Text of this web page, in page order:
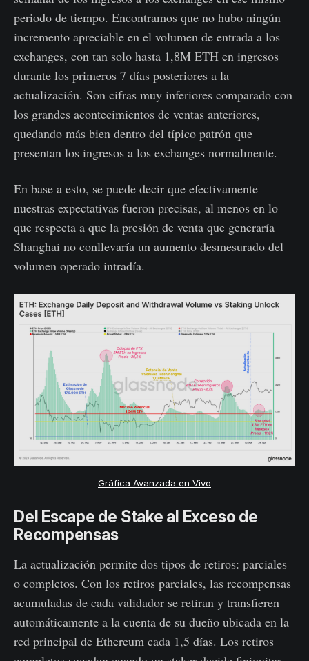
periodo de tiempo. Encontramos que no hubo ningún
incremento apreciable en el volumen de entrada a los
exchanges, con tan solo hasta 1,8M ETH en ingresos
durante los primeros 7 días posteriores a la
actualización. Son cifras muy inferiores comparado con
los grandes acontecimientos de ventas anteriores,
quedando más bien dentro del típico patrón que
presentan los ingresos a los exchanges normalmente.
En base a esto, se puede decir que efectivamente
nuestras expectativas fueron precisas, al menos en lo
que respecta a que la presión de venta que generaría
Shanghai no conllevaría un aumento desmesurado del
volumen operado intradía.
Gráfica Avanzada en Vivo
Del Escape de Stake al Exceso de
Recompensas
La actualización permite dos tipos de retiros: parciales
o completos. Con los retiros parciales, las recompensas
acumuladas de cada validador se retiran y transfieren
automáticamente a la cuenta de su dueño ubicada en la
red principal de Ethereum cada 1,5 días. Los retiros